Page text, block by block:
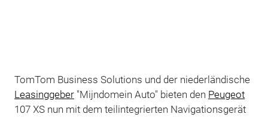
TomTom Business Solutions und der niederländische
Leasinggeber"Mijndomein Auto" bieten den Peugeot
107 XS nun mit dem teilintegrierten Navigationsgerät